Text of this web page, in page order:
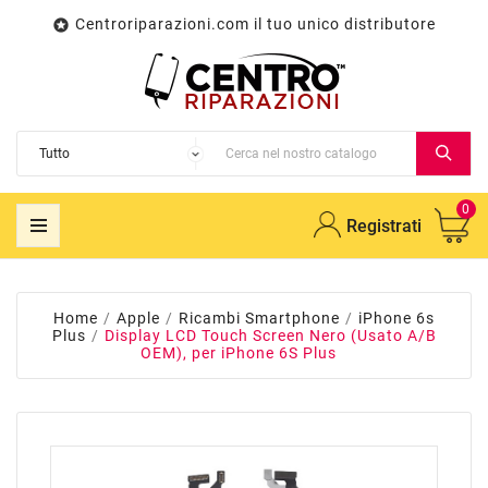
 Centroriparazioni.com il tuo unico distributore
Registrati
0
Home Apple Ricambi Smartphone
iPhone 6s
Plus
Display LCD Touch Screen Nero (Usato A/B
OEM), per iPhone 6S Plus